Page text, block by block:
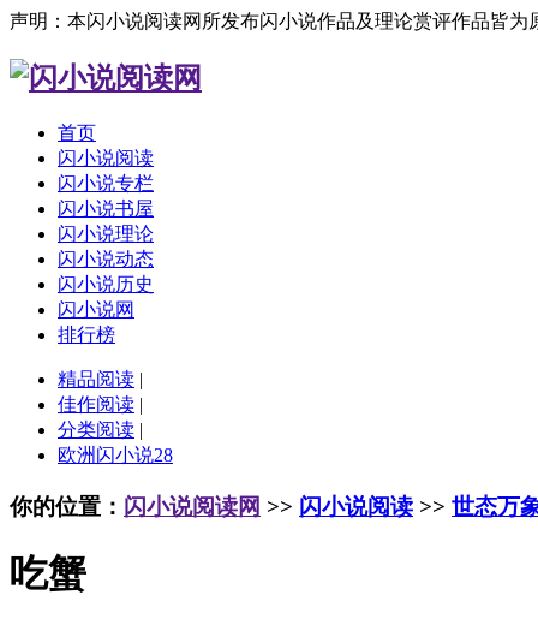
声明：本闪小说阅读网所发布闪小说作品及理论赏评作品皆
首页
闪小说阅读
闪小说专栏
闪小说书屋
闪小说理论
闪小说动态
闪小说历史
闪小说网
排行榜
精品阅读 |
佳作阅读 |
分类阅读 |
欧洲闪小说28
你的位置： 闪小说阅读网 >> 闪小说阅读 >> 世态万
吃蟹